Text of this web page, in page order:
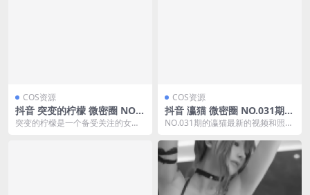
COS资源
抖音 突变的柠檬 微密圈 NO.0
34期 【8P】最新至：2023.1
突变的柠檬是一个备受关注的女网
COS资源
抖音 瀛猫 微密圈 NO.031期
【32P】最新至：2024.1.14
NO.031期的瀛猫最新的视频和照片
知名女网...